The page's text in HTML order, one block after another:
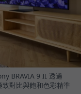
BRAVIA 9 II 透過
對比與飽和色彩精準